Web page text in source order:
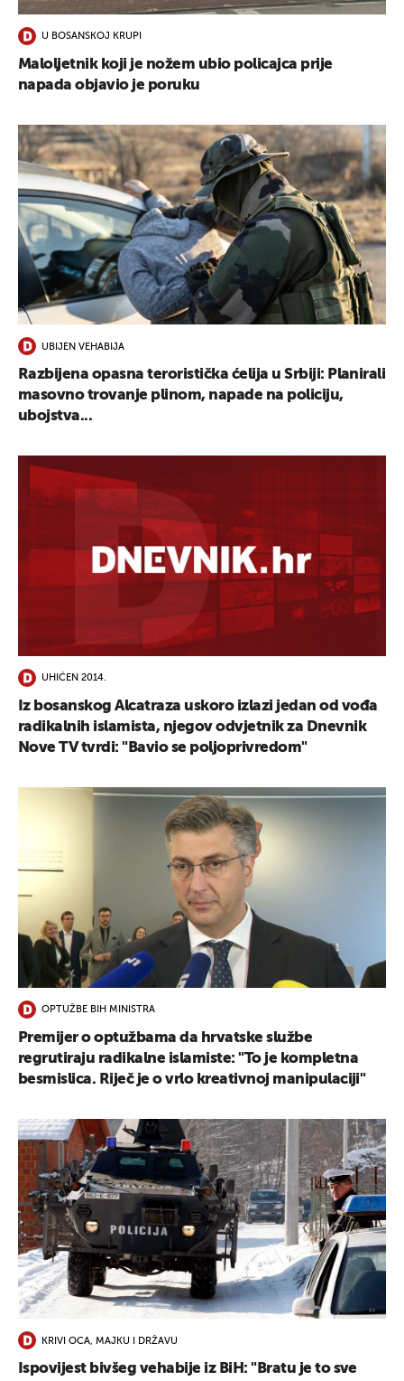
U BOSANSKOJ KRUPI
Maloljetnik koji je nožem ubio policajca prije
napada objavio je poruku
UBIJEN VEHABIJA
Razbijena opasna teroristička ćelija u Srbiji: Planirali
masovno trovanje plinom, napade na policiju,
ubojstva...
UHIĆEN 2014.
Iz bosanskog Alcatraza uskoro izlazi jedan od vođa
radikalnih islamista, njegov odvjetnik za Dnevnik
Nove TV tvrdi: "Bavio se poljoprivredom"
OPTUŽBE BIH MINISTRA
Premijer o optužbama da hrvatske službe
regrutiraju radikalne islamiste: "To je kompletna
besmislica. Riječ je o vrlo kreativnoj manipulaciji"
KRIVI OCA, MAJKU I DRŽAVU
Ispovijest bivšeg vehabije iz BiH: "Bratu je to sve
UKLJUČITE NOTIFIKACIJE